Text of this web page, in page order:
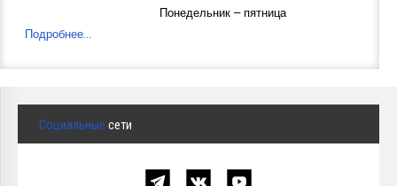
Понедельник – пятница
Подробнее...
Социальные сети